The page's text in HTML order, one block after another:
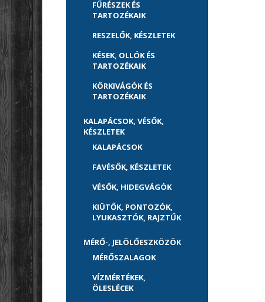
FŰRÉSZEK ÉS
TARTOZÉKAIK
RESZELŐK, KÉSZLETEK
KÉSEK, OLLÓK ÉS
TARTOZÉKAIK
KÖRKIVÁGÓK ÉS
TARTOZÉKAIK
KALAPÁCSOK, VÉSŐK,
KÉSZLETEK
KALAPÁCSOK
FAVÉSŐK, KÉSZLETEK
VÉSŐK, HIDEGVÁGÓK
KIÜTŐK, PONTOZÓK,
LYUKASZTÓK, RAJZTŰK
MÉRŐ-, JELÖLŐESZKÖZÖK
MÉRŐSZALAGOK
VÍZMÉRTÉKEK,
ÖLESLÉCEK